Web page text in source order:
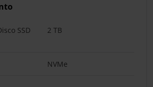
SSD
2 TB
NVMe